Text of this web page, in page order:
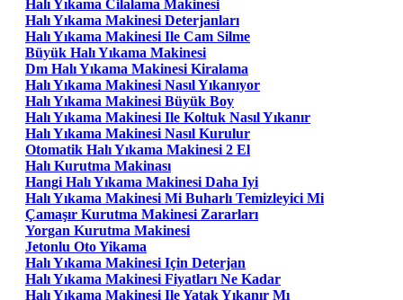
Halı Yıkama Cilalama Makinesi
Halı Yıkama Makinesi Deterjanları
Halı Yıkama Makinesi Ile Cam Silme
Büyük Halı Yıkama Makinesi
Dm Halı Yıkama Makinesi Kiralama
Halı Yıkama Makinesi Nasıl Yıkanıyor
Halı Yıkama Makinesi Büyük Boy
Halı Yıkama Makinesi Ile Koltuk Nasıl Yıkanır
Halı Yıkama Makinesi Nasıl Kurulur
Otomatik Halı Yıkama Makinesi 2 El
Halı Kurutma Makinası
Hangi Halı Yıkama Makinesi Daha Iyi
Halı Yıkama Makinesi Mi Buharlı Temizleyici Mi
Çamaşır Kurutma Makinesi Zararları
Yorgan Kurutma Makinesi
Jetonlu Oto Yikama
Halı Yıkama Makinesi Için Deterjan
Halı Yıkama Makinesi Fiyatları Ne Kadar
Halı Yıkama Makinesi Ile Yatak Yıkanır Mı